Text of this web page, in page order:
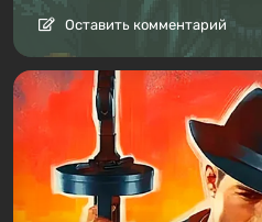
Оставить комментарий